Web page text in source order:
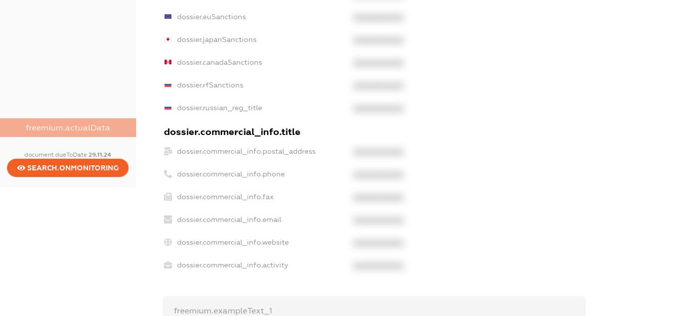
freemium.actualData
document.dueToDate29.11.24
SEARCH.ONMONITORING
dossier.euSanctions
dossier.japanSanctions
dossier.canadaSanctions
dossier.rfSanctions
dossier.russian_reg_title
dossier.commercial_info.title
dossier.commercial_info.postal_address
dossier.commercial_info.phone
dossier.commercial_info.fax
dossier.commercial_info.email
dossier.commercial_info.website
dossier.commercial_info.activity
freemium.exampleText_1